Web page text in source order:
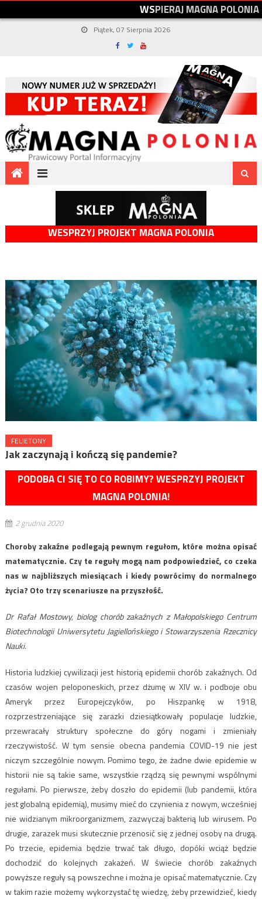
WSPIERAJMAGNAPOLONIA
Piątek, 07 Sierpnia 2026
WESPRZYJ PROJEKT MAGNA POLONIA
FELIETONY
Jak zaczynają i kończą się pandemie?
PODOBA CI SIĘ TO CO ROBIMY? WESPRZYJ PROJEKT
MAGNA POLONIA!
2 grudnia 2020
Choroby zakaźne podlegają pewnym regułom, które można opisać
matematycznie. Czy te reguły mogą nam podpowiedzieć, co czeka
nas w najbliższych miesiącach i kiedy powrócimy do normalnego
życia? Oto trzy scenariusze na przyszłość.
Dr Rafał Mostowy, biolog chorób zakaźnych z Małopolskiego Centrum
Biotechnologii Uniwersytetu Jagiellońskiego i Stowarzyszenia Rzecznicy
Nauki.
Historia ludzkiej cywilizacji jest historią epidemii chorób zakaźnych. Od
czasów wojen peloponeskich, przez dżumę w XIV w. i podboje obu
Ameryk przez Europejczyków, po Hiszpankę w 1918,
rozprzestrzeniające się zarazki dziesiątkowały populacje ludzkie,
przewracały struktury społeczne do góry nogami i zmieniały
rzeczywistość. W tym sensie obecna pandemia COVID-19 nie jest
niczym szczególnie nowym. Pomimo tego, że żadne dwie epidemie w
historii nie są takie same, wszystkie rządzą się pewnymi wspólnymi
regułami. Po pierwsze, żeby doszło do epidemii (lub pandemii, która
jest globalną epidemią), musimy mieć do czynienia z nowym, wcześniej
nie widzianym mikroorganizmem, zazwyczaj bakterią lub wirusem. Po
drugie, zarazek musi skutecznie przenosić się z jednej osoby na drugą.
Po trzecie, epidemia będzie trwać tak długo, dopóki wciąż będzie
dochodzić do kolejnych zakażeń. W świecie chorób zakaźnych
powyższe reguły są powszechne i można je opisać matematycznie. Czy
w takim razie możemy wykorzystać tę wiedzę, żeby przewidzieć, kiedy